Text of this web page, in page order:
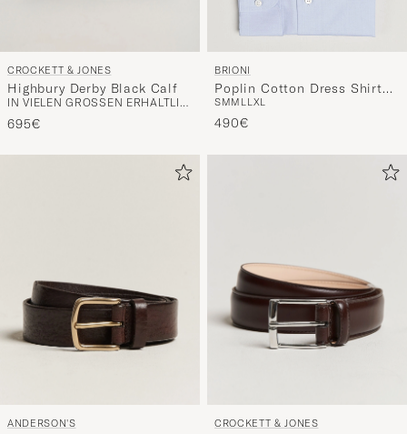
CROCKETT & JONES
Highbury Derby Black Calf
IN VIELEN GRÖSSEN ERHÄLTLICH
695€
BRIONI
Poplin Cotton Dress Shirt
Light Blue
SMM LLXL
490€
ANDERSON'S CROCKETT & JONES